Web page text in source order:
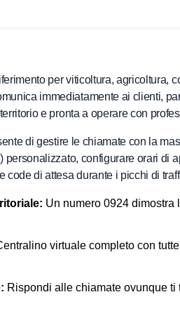
per viticoltura, agricoltura,
immediatamente ai clienti,
e pronta a operare con
di gestire le chiamate con la
personalizzato, configurare orari di
code di attesa durante i picchi di
Un numero 0924 dimostra
virtuale completo con
Rispondi alle chiamate ovunque ti